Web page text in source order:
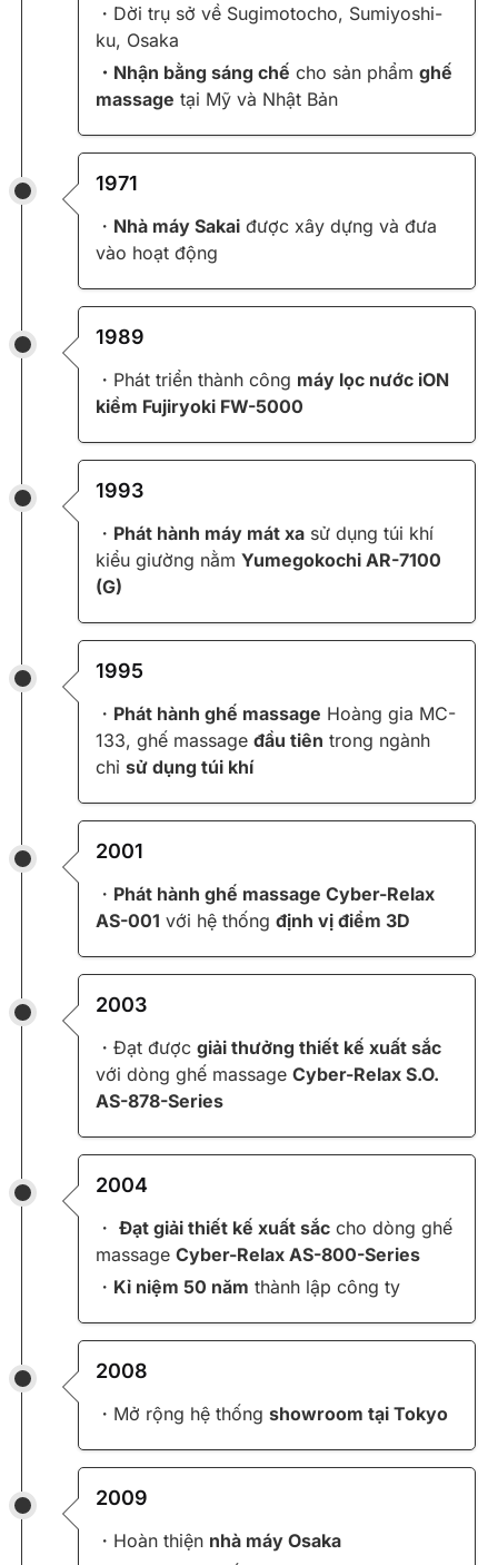
・Dời trụ sở về Sugimotocho, Sumiyoshi-
ku, Osaka
・Nhận bằng sáng chế cho sản phẩm ghế
massage tại Mỹ và Nhật Bản
1971
・ Nhà máy Sakai được xây dựng và đưa
vào hoạt động
1989
・Phát triển thành công máy lọc nước iON
kiềm Fujiryoki FW-5000
1993
・ Phát hành máy mát xa sử dụng túi khí
kiểu giường nằm Yumegokochi AR-7100
(G)
1995
・ Phát hành ghế massage Hoàng gia MC-
133, ghế massage đầu tiên trong ngành
chỉ sử dụng túi khí
2001
・ Phát hành ghế massage Cyber-Relax
AS-001 với hệ thống định vị điểm 3D
2003
・Đạt được giải thưởng thiết kế xuất sắc
với dòng ghế massage Cyber-Relax S.O.
AS-878-Series
2004
・ Đạt giải thiết kế xuất sắc cho dòng ghế
massage Cyber-Relax AS-800-Series
・ Kỉ niệm 50 năm thành lập công ty
2008
・Mở rộng hệ thống showroom tại Tokyo
2009
・Hoàn thiện nhà máy Osaka